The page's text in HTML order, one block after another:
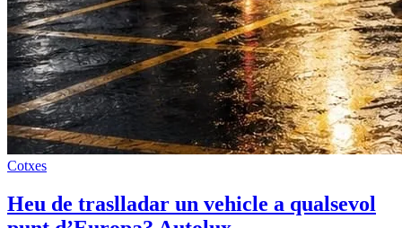
Cotxes
Heu de traslladar un vehicle a qualsevol